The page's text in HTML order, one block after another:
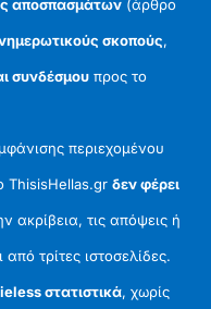
αποσπασμάτων (άρθρο
σκοπούς,
συνδέσμου προς το
περιεχομένου
ThisisHellas.grδεν φέρει
ακρίβεια, τις απόψεις ή
τρίτες ιστοσελίδες.
στατιστικά, χωρίς